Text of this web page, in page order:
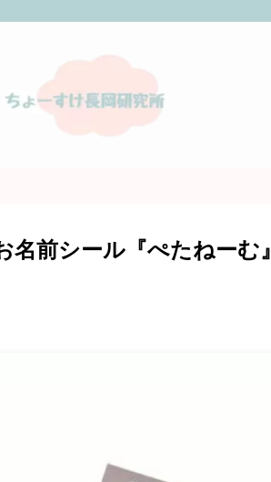
名前シール『ぺたねーむ』